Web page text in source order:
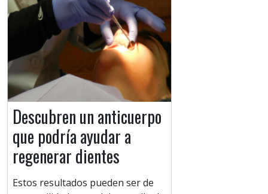
Descubren un anticuerpo
que podría ayudar a
regenerar dientes
Estos resultados pueden ser de